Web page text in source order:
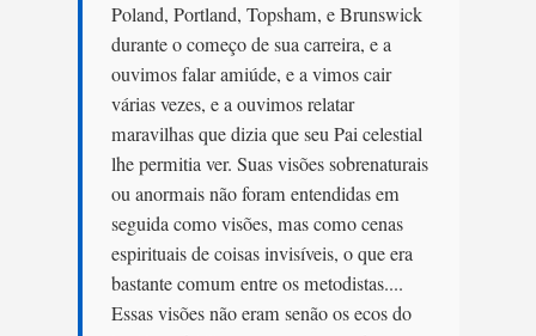
Poland, Portland, Topsham, e Brunswick
durante o começo de sua carreira, e a
ouvimos falar amiúde, e a vimos cair
várias vezes, e a ouvimos relatar
maravilhas que dizia que seu Pai celestial
lhe permitia ver. Suas visões sobrenaturais
ou anormais não foram entendidas em
seguida como visões, mas como cenas
espirituais de coisas invisíveis, o que era
bastante comum entre os metodistas....
Essas visões não eram senão os ecos do